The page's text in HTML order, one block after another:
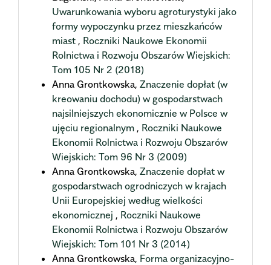
Uwarunkowania wyboru agroturystyki jako
formy wypoczynku przez mieszkańców
miast , Roczniki Naukowe Ekonomii
Rolnictwa i Rozwoju Obszarów Wiejskich:
Tom 105 Nr 2 (2018)
Anna Grontkowska, Znaczenie dopłat (w
kreowaniu dochodu) w gospodarstwach
najsilniejszych ekonomicznie w Polsce w
ujęciu regionalnym , Roczniki Naukowe
Ekonomii Rolnictwa i Rozwoju Obszarów
Wiejskich: Tom 96 Nr 3 (2009)
Anna Grontkowska, Znaczenie dopłat w
gospodarstwach ogrodniczych w krajach
Unii Europejskiej według wielkości
ekonomicznej , Roczniki Naukowe
Ekonomii Rolnictwa i Rozwoju Obszarów
Wiejskich: Tom 101 Nr 3 (2014)
Anna Grontkowska, Forma organizacyjno-